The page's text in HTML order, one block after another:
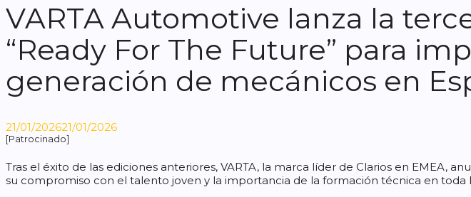
VARTA Automotive lanza la
“Ready For The Future” para
generación de mecánicos en
21/01/202621/01/2026
[Patrocinado]
Tras el éxito de las ediciones anteriores, VARTA, la marca líder de Clarios en EMEA,
su compromiso con el talento joven y la importancia de la formación técnica en toda